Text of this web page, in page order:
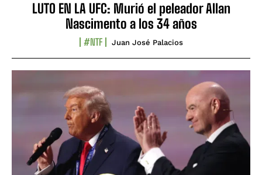
LUTO EN LA UFC: Murió el peleador Allan
Nascimento a los 34 años
#NTF Juan José Palacios